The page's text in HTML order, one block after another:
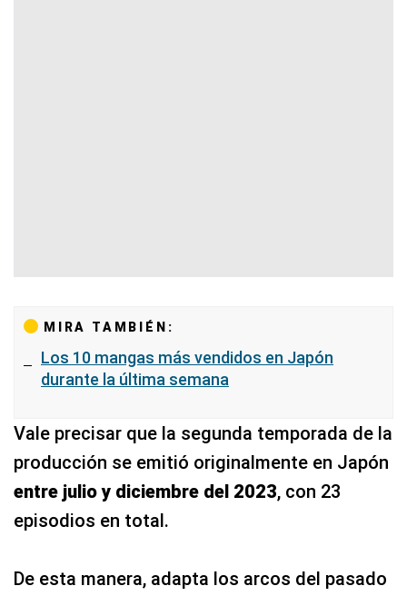
MIRA TAMBIÉN:
Los 10 mangas más vendidos en Japón
durante la última semana
Vale precisar que la segunda temporada de la
producción se emitió originalmente en Japón
entre julio y diciembre del 2023, con 23
episodios en total.
De esta manera, adapta los arcos del pasado